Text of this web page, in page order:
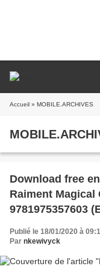
Accueil » MOBILE.ARCHIVES
Download free
Raiment Magical
9781975357603
Saito, Shouji Sato
Publié le 18/01/2020 à
Par nkewivyck